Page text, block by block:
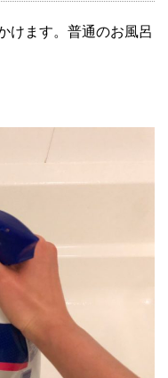
けます。普通のお風呂